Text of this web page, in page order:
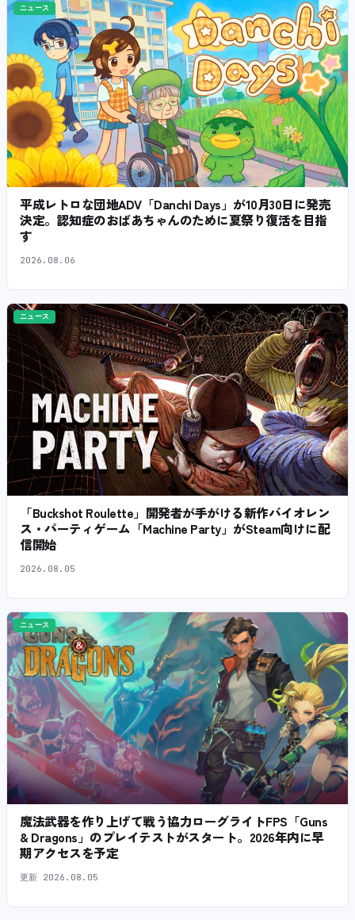
ニュース
平成レトロな団地ADV「Danchi Days」が10月30日に発売
決定。認知症のおばあちゃんのために夏祭り復活を目指
す
2026.08.06
ニュース
「Buckshot Roulette」開発者が手がける新作バイオレン
ス・パーティゲーム「Machine Party」がSteam向けに配
信開始
2026.08.05
ニュース
魔法武器を作り上げて戦う協力ローグライトFPS「Guns
& Dragons」のプレイテストがスタート。2026年内に早
期アクセスを予定
更新 2026.08.05